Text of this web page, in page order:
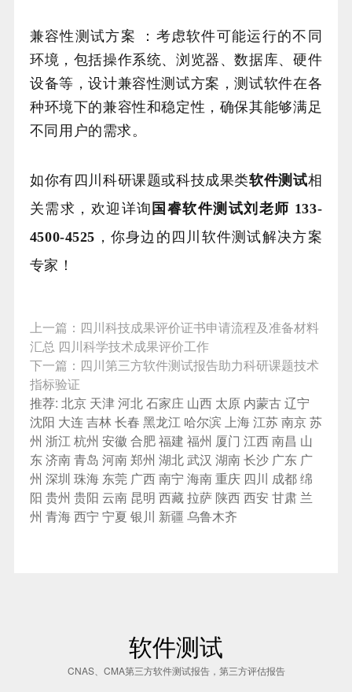
兼容性测试方案 ：考虑软件可能运行的不同
环境，包括操作系统、浏览器、数据库、硬件
设备等，设计兼容性测试方案，测试软件在各
种环境下的兼容性和稳定性，确保其能够满足
不同用户的需求。
如你有四川科研课题或科技成果类软件测试相
关需求，欢迎详询 国睿软件测试刘老师 133-
4500-4525 ，你身边的四川软件测试解决方案
专家！
上一篇： 四川科技成果评价证书申请流程及准备材料
汇总 四川科学技术成果评价工作
下一篇： 四川第三方软件测试报告助力科研课题技术
指标验证
推荐: 北京 天津河北石家庄 山西 太原 内蒙古辽宁
沈阳 大连吉林长春 黑龙江 哈尔滨上海江苏南京苏
州 浙江杭州 安徽 合肥福建 福州 厦门 江西南昌 山
东济南青岛 河南郑州 湖北武汉 湖南长沙 广东 广
州 深圳 珠海 东莞 广西南宁 海南重庆 四川 成都绵
阳 贵州 贵阳 云南 昆明 西藏拉萨 陕西西安 甘肃 兰
州 青海西宁 宁夏 银川 新疆 乌鲁木齐
软件测试
CNAS、CMA第三方软件测试报告，第三方评估报告